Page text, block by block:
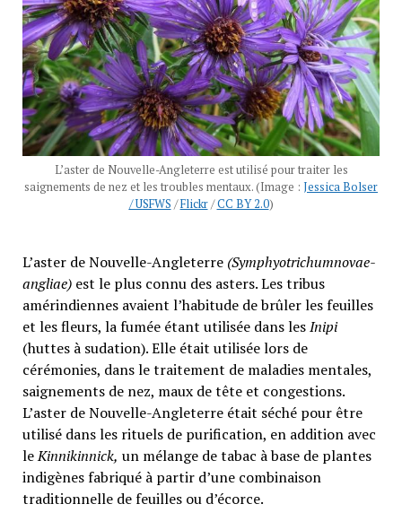
L’aster de Nouvelle-Angleterre est utilisé pour traiter les
saignements de nez et les troubles mentaux. (Image : Jessica Bolser
/ USFWS /Flickr/CC BY 2.0)
L’aster de Nouvelle-Angleterre (Symphyotrichumnovae-
angliae) est le plus connu des asters. Les tribus
amérindiennes avaient l’habitude de brûler les feuilles
et les fleurs, la fumée étant utilisée dans lesInipi
(huttes à sudation). Elle était utilisée lors de
cérémonies, dans le traitement de maladies mentales,
saignements de nez, maux de tête et congestions.
L’aster de Nouvelle-Angleterre était séché pour être
utilisé dans les rituels de purification, en addition avec
leKinnikinnick, un mélange de tabac à base de plantes
indigènes fabriqué à partir d’une combinaison
traditionnelle de feuilles ou d’écorce.